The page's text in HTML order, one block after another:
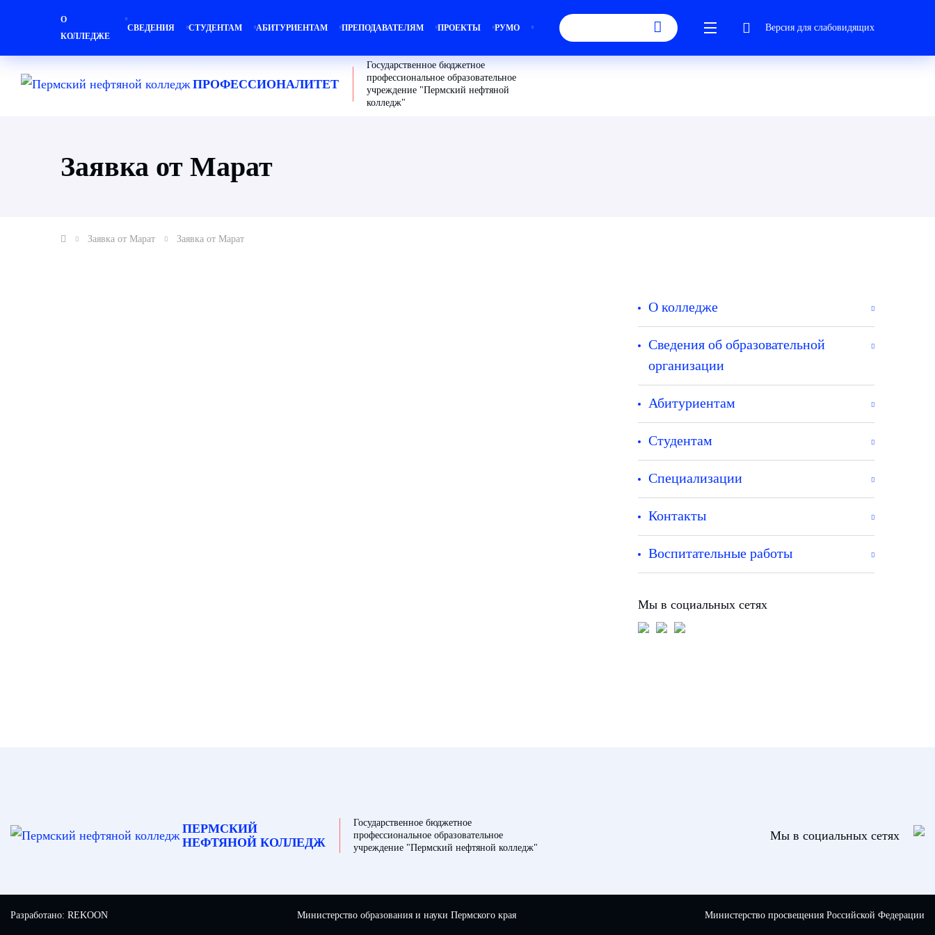
О
КОЛЛЕДЖЕ
СВЕДЕНИЯ СТУДЕНТАМ АБИТУРИЕНТАМ ПРЕПОДАВАТЕЛЯМ ПРОЕКТЫ РУМО Версия для слабовидящих
ПРОФЕССИОНАЛИТЕТ
Государственное бюджетное
профессиональное образовательное
учреждение "Пермский нефтяной
колледж"
Заявка от Марат
Заявка от Марат Заявка от Марат
О колледже
Сведения об образовательной
организации
Абитуриентам
Студентам
Специализации
Контакты
Воспитательные работы
Мы в социальных сетях
ПЕРМСКИЙ
НЕФТЯНОЙ КОЛЛЕДЖ
Государственное бюджетное
профессиональное образовательное
учреждение "Пермский нефтяной колледж"
Мы в социальных сетях
Разработано: REKOON Министерство образования и науки Пермского края Министерство просвещения Российской Федерации